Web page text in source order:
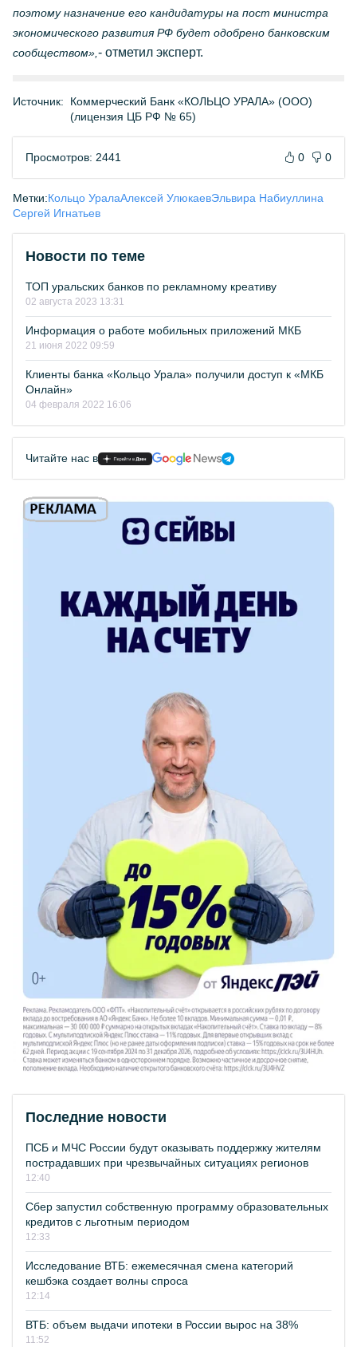
поэтому назначение его кандидатуры на пост министра
экономического развития РФ будет одобрено банковским
сообществом», - отметил эксперт.
Источник:
Коммерческий Банк «КОЛЬЦО УРАЛА» (ООО)
(лицензия ЦБ РФ № 65)
Просмотров: 2441 0 0
Метки:Кольцо УралаАлексей УлюкаевЭльвира Набиуллина
Сергей Игнатьев
Новости по теме
ТОП уральских банков по рекламному креативу
02 августа 2023 13:31
Информация о работе мобильных приложений МКБ
21 июня 2022 09:59
Клиенты банка «Кольцо Урала» получили доступ к «МКБ
Онлайн»
04 февраля 2022 16:06
Читайте нас в
Последние новости
ПСБ и МЧС России будут оказывать поддержку жителям
пострадавших при чрезвычайных ситуациях регионов
12:40
Сбер запустил собственную программу образовательных
кредитов с льготным периодом
12:33
Исследование ВТБ: ежемесячная смена категорий
кешбэка создает волны спроса
12:14
ВТБ: объем выдачи ипотеки в России вырос на 38%
11:52